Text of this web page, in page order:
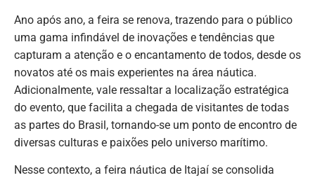
Ano após ano, a feira se renova, trazendo para o público
uma gama infindável de inovações e tendências que
capturam a atenção e o encantamento de todos, desde os
novatos até os mais experientes na área náutica.
Adicionalmente, vale ressaltar a localização estratégica
do evento, que facilita a chegada de visitantes de todas
as partes do Brasil, tornando-se um ponto de encontro de
diversas culturas e paixões pelo universo marítimo.
Nesse contexto, a feira náutica de Itajaí se consolida